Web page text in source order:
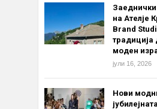
Заеднички
на Ателје
Brand
моден
јули 16, 2026
Нови